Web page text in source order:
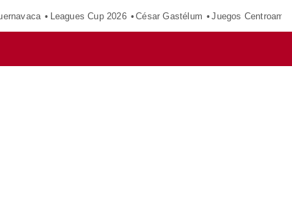
Leagues Cup 2026 César Gastélum Juegos